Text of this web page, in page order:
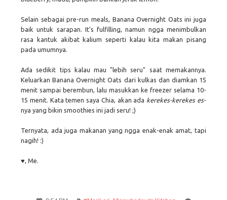
Selain sebagai pre-run meals, Banana Overnight Oats ini juga
baik untuk sarapan. It's fulfilling, namun ngga menimbulkan
rasa kantuk akibat kalium seperti kalau kita makan pisang
pada umumnya.
Ada sedikit tips kalau mau "lebih seru" saat memakannya.
Keluarkan Banana Overnight Oats dari kulkas dan diamkan 15
menit sampai berembun, lalu masukkan ke freezer selama 10-
15 menit. Kata temen saya Chia, akan ada kerekes-kerekes es-
nya yang bikin smoothies ini jadi seru! ;)
Ternyata, ada juga makanan yang ngga enak-enak amat, tapi
nagih! :)
♥, Me.